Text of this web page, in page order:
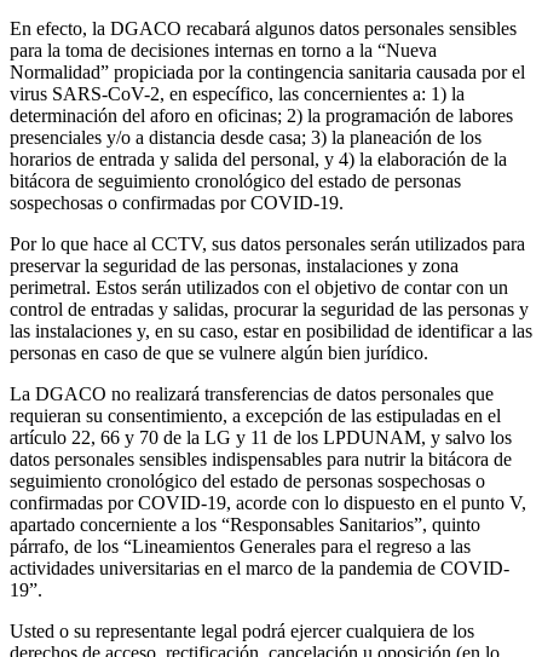
En efecto, la DGACO recabará algunos datos personales sensibles
para la toma de decisiones internas en torno a la “Nueva
Normalidad” propiciada por la contingencia sanitaria causada por el
virus SARS-CoV-2, en específico, las concernientes a: 1) la
determinación del aforo en oficinas; 2) la programación de labores
presenciales y/o a distancia desde casa; 3) la planeación de los
horarios de entrada y salida del personal, y 4) la elaboración de la
bitácora de seguimiento cronológico del estado de personas
sospechosas o confirmadas por COVID-19.
Por lo que hace al CCTV, sus datos personales serán utilizados para
preservar la seguridad de las personas, instalaciones y zona
perimetral. Estos serán utilizados con el objetivo de contar con un
control de entradas y salidas, procurar la seguridad de las personas y
las instalaciones y, en su caso, estar en posibilidad de identificar a las
personas en caso de que se vulnere algún bien jurídico.
La DGACO no realizará transferencias de datos personales que
requieran su consentimiento, a excepción de las estipuladas en el
artículo 22, 66 y 70 de la LG y 11 de los LPDUNAM, y salvo los
datos personales sensibles indispensables para nutrir la bitácora de
seguimiento cronológico del estado de personas sospechosas o
confirmadas por COVID-19, acorde con lo dispuesto en el punto V,
apartado concerniente a los “Responsables Sanitarios”, quinto
párrafo, de los “Lineamientos Generales para el regreso a las
actividades universitarias en el marco de la pandemia de COVID-
19”.
Usted o su representante legal podrá ejercer cualquiera de los